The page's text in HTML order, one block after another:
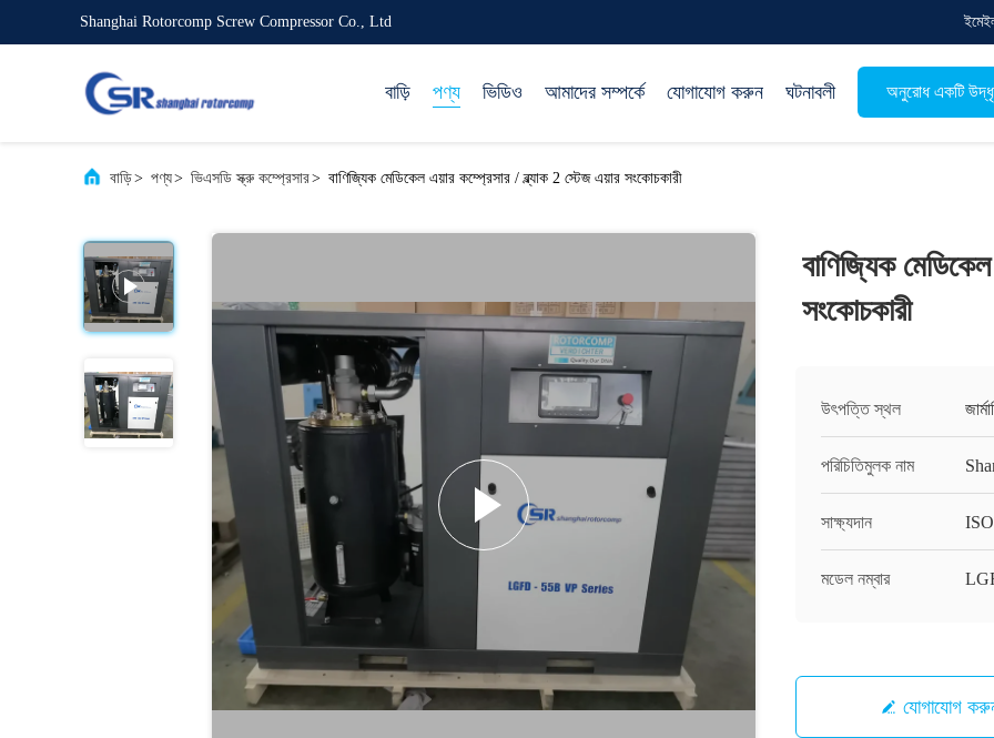
Shanghai Rotorcomp Screw Compressor Co., Ltd
বাড়ি পণ্য ভিডিও আমাদের সম্পর্কে যোগাযোগ করুন ঘটনাবলী অনুরোধ একটি
বাড়ি> পণ্য> ভিএসডি স্ক্রু কম্প্রেসার> বাণিজ্যিক মেডিকেল এয়ার কম্প্রেসার / ব্ল্যাক 2 স্টেজ এয়ার সংকোচকারী
বাণিজ্যিক
সংকোচকারী
উৎপত্তি স্থল
পরিচিতিমুলক নাম
সাক্ষ্যদান
মডেল নম্বার
যোগাযোগ